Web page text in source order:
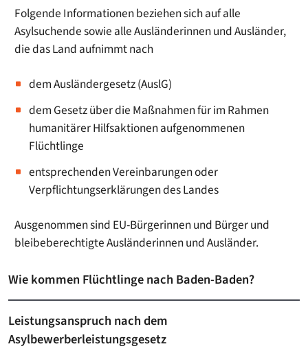
Folgende Informationen beziehen sich auf alle
Asylsuchende sowie alle Ausländerinnen und Ausländer,
die das Land aufnimmt nach
dem Ausländergesetz (AuslG)
dem Gesetz über die Maßnahmen für im Rahmen
humanitärer Hilfsaktionen aufgenommenen
Flüchtlinge
entsprechenden Vereinbarungen oder
Verpflichtungserklärungen des Landes
Ausgenommen sind EU-Bürgerinnen und Bürger und
bleibeberechtigte Ausländerinnen und Ausländer.
Wie kommen Flüchtlinge nach Baden-Baden?
Leistungsanspruch nach dem
Asylbewerberleistungsgesetz